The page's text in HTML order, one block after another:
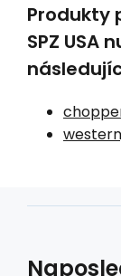
Produkty
SPZ USA